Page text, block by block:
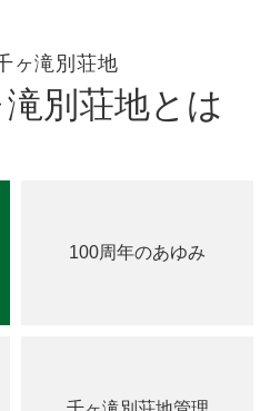
ヶ滝別荘地
別荘地とは
100周年のあゆみ